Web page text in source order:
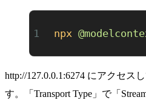
npx
http://127.0.0.1:6274 にアクセスし
す。「Transport Type」で「